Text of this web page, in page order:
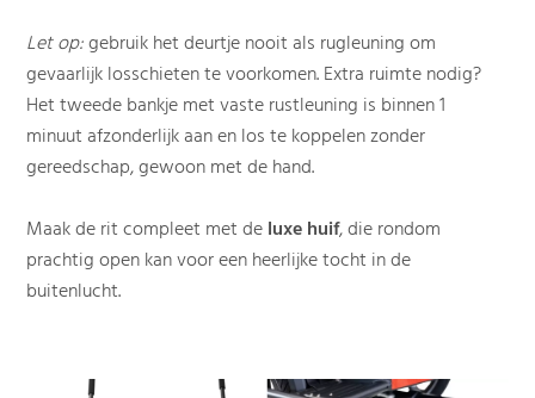
Let op:gebruik het deurtje nooit als rugleuning om
gevaarlijk losschieten te voorkomen. Extra ruimte nodig?
Het tweede bankje met vaste rustleuning is binnen 1
minuut afzonderlijk aan en los te koppelen zonder
gereedschap, gewoon met de hand.
Maak de rit compleet met deluxe huif, die rondom
prachtig open kan voor een heerlijke tocht in de
buitenlucht.